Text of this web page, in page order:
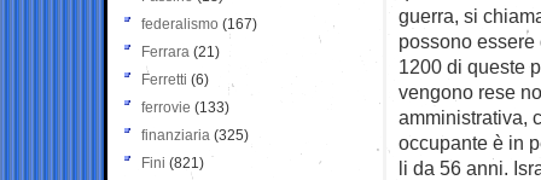
guerra, si
possono
1200 di queste
vengono rese
amministrativa,
occupante è in
li da 56 anni.
federalismo (167)
Ferrara (21)
Ferretti (6)
ferrovie (133)
finanziaria (325)
Fini (821)